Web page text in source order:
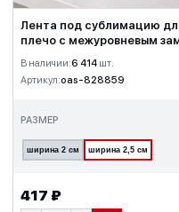
Лента под сублимацию
плечо с межуровневым
В наличии:6 414 шт.
Артикул:oas-828859
РАЗМЕР
ширина 2 см ширина 2,5 см
417 ₽